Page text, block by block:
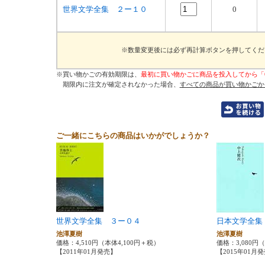
世界文学全集 ２ー１０ 0
※数量変更後には必ず再計算ボタンを押してく
※買い物かごの有効期限は、 最初に買い物かごに商品を投入してから
期限内に注文が確定されなかった場合、 すべての商品が買い物かご
ご一緒にこちらの商品はいかがでしょうか？
世界文学全集 ３ー０４
池澤夏樹
価格：4,510円（本体4,100円＋税）
【2011年01月発売】
日本文学全
池澤夏樹
価格：3,080円
【2015年01月